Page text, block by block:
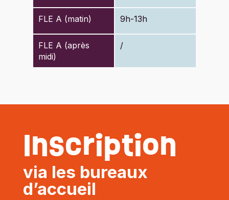
FLE A (matin)
FLE A (après
midi)
9h-13h
/
Inscription
via les bureaux
d’accueil